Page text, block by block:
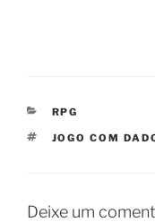
CATEGORIAS
RPG
TAGS
JOGO COM
Deixe um